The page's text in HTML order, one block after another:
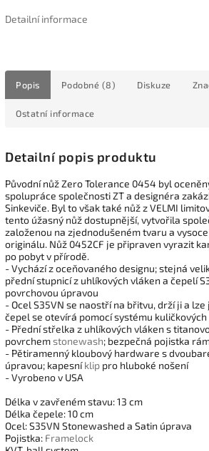
Detailní informace
Popis Podobné (8) Diskuze
Ostatní informace
Detailní popis produktu
Původní nůž Zero Tolerance 0454 byl
spolupráce společnosti ZT a designéra
Sinkeviče. Byl to však také nůž z VELMI
tento úžasný nůž dostupnější, vytvořila
založenou na zjednodušeném tvaru a
originálu. Nůž 0452CF je připraven vyrazit
po pobyt v přírodě.
- Vychází z oceňovaného designu; stejná
přední stupnicí z uhlíkových vláken a čepelí
povrchovou úpravou
- Ocel S35VN se naostří na břitvu, drží ji a
čepel se otevírá pomocí systému kuličkových
- Přední střelka z uhlíkových vláken s
povrchemstonewash; bezpečná pojistka
- Pětiramenný kloubový hardware s
úpravou; kapesníklip pro hluboké nošení
- Vyrobeno v USA
Délka v zavřeném stavu: 13 cm
Délka čepele: 10 cm
Ocel: S35VN Stonewashed a Satin úprava
Pojistka: Framelock